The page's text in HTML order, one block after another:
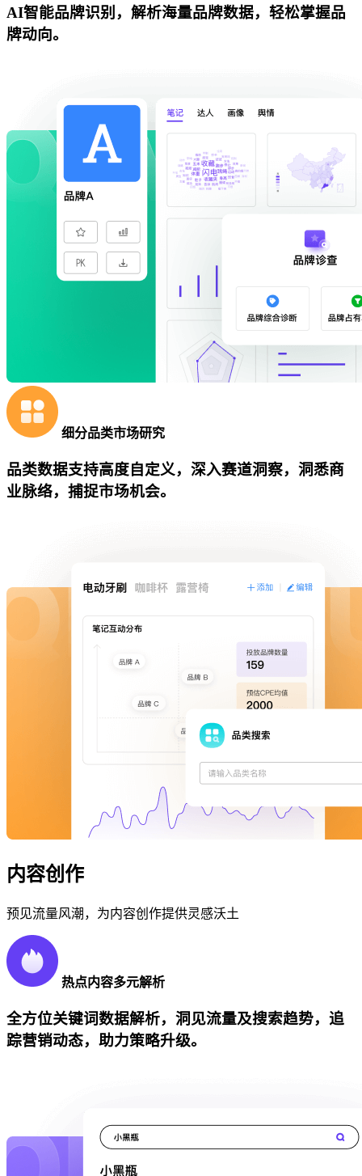
AI智能品牌识别，解析海量品牌数据，轻松掌握品
牌动向。
细分品类市场研究
品类数据支持高度自定义，深入赛道洞察，洞悉商
业脉络，捕捉市场机会。
内容创作
预见流量风潮，为内容创作提供灵感沃土
热点内容多元解析
全方位关键词数据解析，洞见流量及搜索趋势，追
踪营销动态，助力策略升级。